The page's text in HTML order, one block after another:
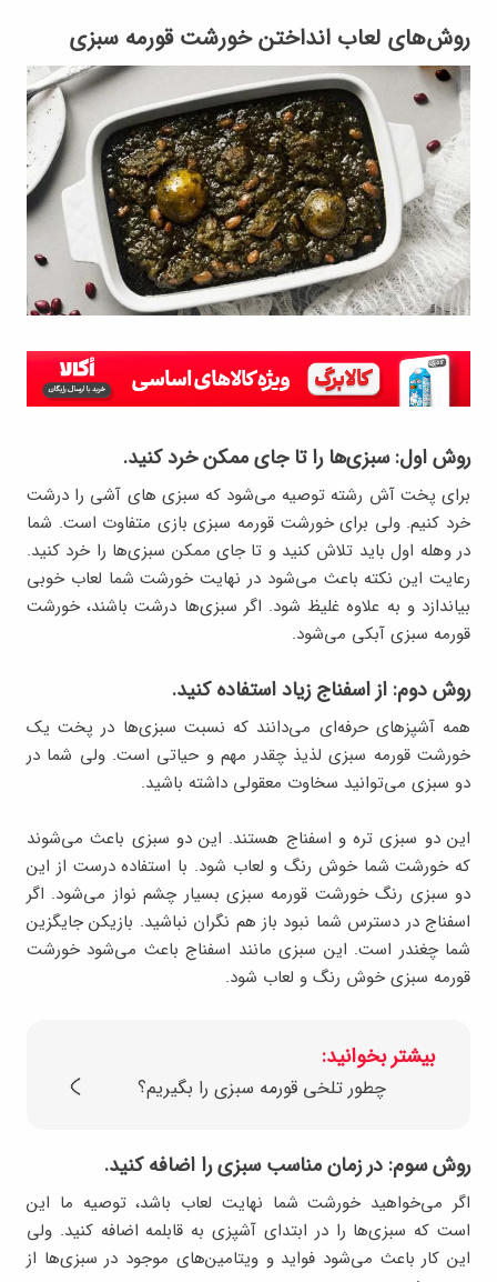
روش‌های لعاب انداختن خورشت قورمه سبزی
روش اول: سبزی‌ها را تا جای ممکن خرد کنید.
برای پخت آش رشته توصیه می‌شود که سبزی های آشی را درشت
خرد کنیم. ولی برای خورشت قورمه سبزی بازی متفاوت است. شما
در وهله اول باید تلاش کنید و تا جای ممکن سبزی‌ها را خرد کنید.
رعایت این نکته باعث می‌شود در نهایت خورشت شما لعاب خوبی
بیاندازد و به علاوه غلیظ شود. اگر سبزی‌ها درشت باشند، خورشت
قورمه سبزی آبکی می‌شود.
روش دوم: از اسفناج زیاد استفاده کنید.
همه آشپزهای حرفه‌ای می‌دانند که نسبت سبزی‌ها در پخت یک
خورشت قورمه سبزی لذیذ چقدر مهم و حیاتی است. ولی شما در
دو سبزی می‌توانید سخاوت معقولی داشته باشید.
این دو سبزی تره و اسفناج هستند. این دو سبزی باعث می‌شوند
که خورشت شما خوش رنگ و لعاب شود. با استفاده درست از این
دو سبزی رنگ خورشت قورمه سبزی بسیار چشم نواز می‌شود. اگر
اسفناج در دسترس شما نبود باز هم نگران نباشید. بازیکن جایگزین
شما چغندر است. این سبزی مانند اسفناج باعث می‌شود خورشت
قورمه سبزی خوش رنگ و لعاب شود.
بیشتر بخوانید:
چطور تلخی قورمه سبزی را بگیریم؟
روش سوم: در زمان مناسب سبزی را اضافه کنید.
اگر می‌خواهید خورشت شما نهایت لعاب باشد، توصیه ما این
است که سبزی‌ها را در ابتدای آشپزی به قابلمه اضافه کنید. ولی
این کار باعث می‌شود فواید و ویتامین‌های موجود در سبزی‌ها از